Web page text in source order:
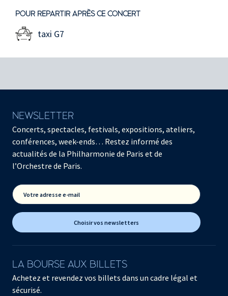
POUR REPARTIR APRÈS CE CONCERT
taxi G7
NEWSLETTER
Concerts, spectacles, festivals, expositions, ateliers,
conférences, week-ends… Restez informé des
actualités de la Philharmonie de Paris et de
l’Orchestre de Paris.
Votre adresse e-mail
Choisir vos newsletters
LA BOURSE AUX BILLETS
Achetez et revendez vos billets dans un cadre légal et
sécurisé.